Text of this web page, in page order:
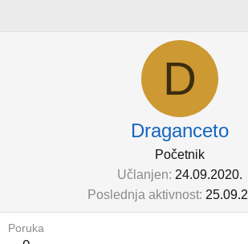
D
Draganceto
Početnik
Učlanjen 24.09.2020.
Poslednja aktivnost
Poruka